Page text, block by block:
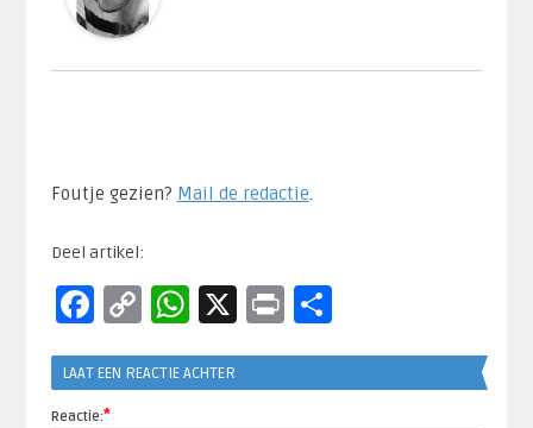
Foutje gezien? Mail de redactie.​
Deel artikel:
Facebook
CopyWhatsApp
X PrintDelen
LAAT EEN REACTIE ACHTER
Reactie:*